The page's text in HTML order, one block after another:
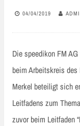
04/04/2019
Die speedikon FM
beim Arbeitskreis
Merkel beteiligt sich
Leitfadens zum
zuvor beim Leitfaden